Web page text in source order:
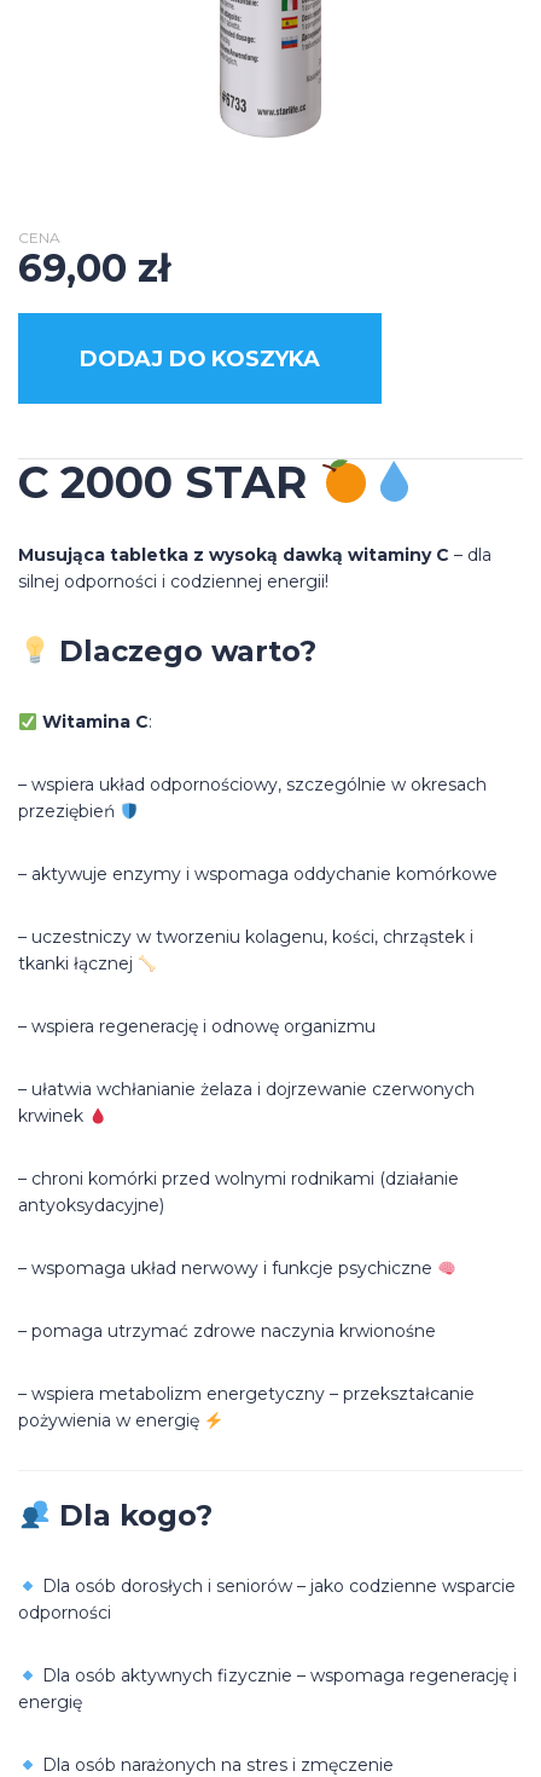
CENA
69,00 zł
DODAJ DO KOSZYKA
C 2000 STAR
Musująca tabletka z wysoką dawką witaminy C – dla
silnej odporności i codziennej energii!
Dlaczego warto?
Witamina C:
– wspiera układ odpornościowy, szczególnie w okresach
przeziębień
– aktywuje enzymy i wspomaga oddychanie komórkowe
– uczestniczy w tworzeniu kolagenu, kości, chrząstek i
tkanki łącznej
– wspiera regenerację i odnowę organizmu
– ułatwia wchłanianie żelaza i dojrzewanie czerwonych
krwinek
– chroni komórki przed wolnymi rodnikami (działanie
antyoksydacyjne)
– wspomaga układ nerwowy i funkcje psychiczne
– pomaga utrzymać zdrowe naczynia krwionośne
– wspiera metabolizm energetyczny – przekształcanie
pożywienia w energię
Dla kogo?
Dla osób dorosłych i seniorów – jako codzienne wsparcie
odporności
Dla osób aktywnych fizycznie – wspomaga regenerację i
energię
Dla osób narażonych na stres i zmęczenie